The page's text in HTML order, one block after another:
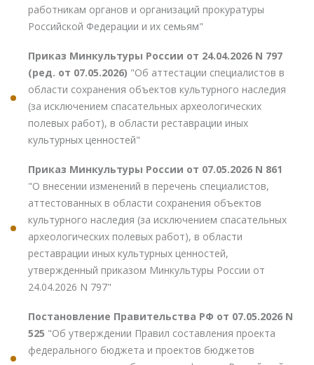
работникам органов и организаций прокуратуры
Российской Федерации и их семьям"
Приказ Минкультуры России от 24.04.2026 N 797
(ред. от 07.05.2026) "Об аттестации специалистов в
области сохранения объектов культурного наследия
(за исключением спасательных археологических
полевых работ), в области реставрации иных
культурных ценностей"
Приказ Минкультуры России от 07.05.2026 N 861
"О внесении изменений в перечень специалистов,
аттестованных в области сохранения объектов
культурного наследия (за исключением спасательных
археологических полевых работ), в области
реставрации иных культурных ценностей,
утвержденный приказом Минкультуры России от
24.04.2026 N 797"
Постановление Правительства РФ от 07.05.2026 N
525 "Об утверждении Правил составления проекта
федерального бюджета и проектов бюджетов